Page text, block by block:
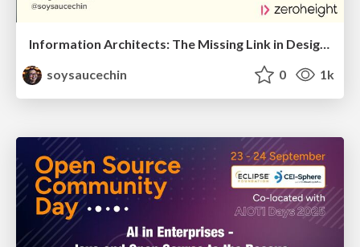
Information Architects: The Missing Link in Design Systems
soysaucechin
0 1k